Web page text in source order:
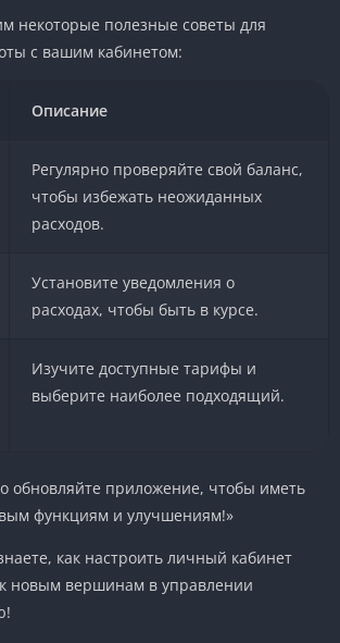
некоторые полезные советы для
с вашим кабинетом:
Описание
Регулярно проверяйте свой баланс,
чтобы избежать неожиданных
расходов.
Установите уведомления о
расходах, чтобы быть в курсе.
Изучите доступные тарифы и
выберите наиболее подходящий.
обновляйте приложение, чтобы иметь
функциям и улучшениям!»
как настроить личный кабинет
новым вершинам в управлении